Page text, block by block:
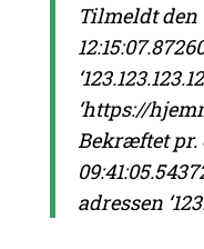
Tilmeldt den
‘https://
Bekræftet pr.
adressen